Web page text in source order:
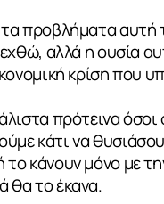
τα προβλήματα
αλλά η ουσία
κρίση που
πρότεινα
κάτι να
κάνουν μόνο με
θα το έκανα.